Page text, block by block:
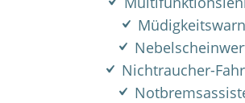
Nichtraucher-